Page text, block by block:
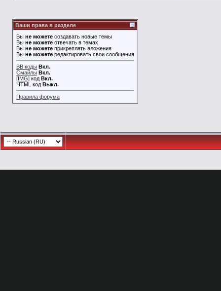
Ваши права в разделе
Вы не можете создавать новые темы
Вы не можете отвечать в темах
Вы не можете прикреплять вложения
Вы не можете редактировать свои сообщения
BB коды Вкл.
Смайлы Вкл.
[IMG] код Вкл.
HTML код Выкл.
Правила форума